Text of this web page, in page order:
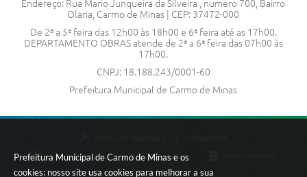
Prefeitura Municipal de Carmo de Minas e os
cookies: nosso site usa cookies para melhorar a sua
Endereço: Rua Mario Junqueira da Silveira , numero 700, Bairro
Olaria, Carmo de Minas | CEP: 37472-000
De 2ª a 5ª feira das 12h00 às 18h00 e 6ª feira até as 17h00.
DEPARTAMENTO OBRAS atende de 2ª a 6ª feira das 07h00 às
17h00.
CNPJ: 18.188.243/0001-60
Prefeitura Municipal de Carmo de Minas
Portal atualizado em:07/08/2026 14:48